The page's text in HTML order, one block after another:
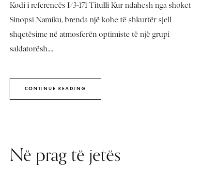
Kodi i referencës I/3-171 Titulli Kur ndahesh nga shoket
Sinopsi Namiku, brenda një kohe të shkurtër sjell
shqetësime në atmosferën optimiste të një grupi
saldatorësh....
CONTINUE READING
Në prag të jetës